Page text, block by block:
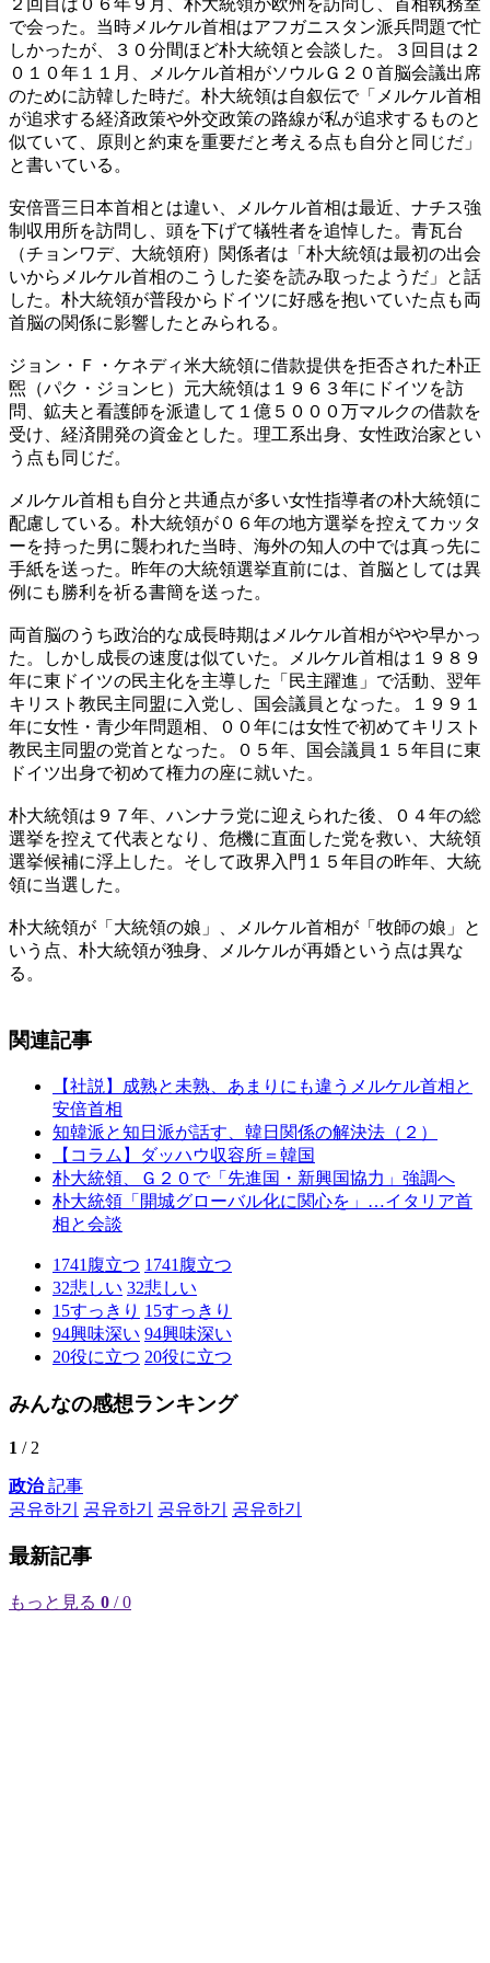
２回目は０６年９月、朴大統領が欧州を訪問し、首相執務室
で会った。当時メルケル首相はアフガニスタン派兵問題で忙
しかったが、３０分間ほど朴大統領と会談した。３回目は２
０１０年１１月、メルケル首相がソウルＧ２０首脳会議出席
のために訪韓した時だ。朴大統領は自叙伝で「メルケル首相
が追求する経済政策や外交政策の路線が私が追求するものと
似ていて、原則と約束を重要だと考える点も自分と同じだ」
と書いている。
安倍晋三日本首相とは違い、メルケル首相は最近、ナチス強
制収用所を訪問し、頭を下げて犠牲者を追悼した。青瓦台
（チョンワデ、大統領府）関係者は「朴大統領は最初の出会
いからメルケル首相のこうした姿を読み取ったようだ」と話
した。朴大統領が普段からドイツに好感を抱いていた点も両
首脳の関係に影響したとみられる。
ジョン・Ｆ・ケネディ米大統領に借款提供を拒否された朴正
煕（パク・ジョンヒ）元大統領は１９６３年にドイツを訪
問、鉱夫と看護師を派遣して１億５０００万マルクの借款を
受け、経済開発の資金とした。理工系出身、女性政治家とい
う点も同じだ。
メルケル首相も自分と共通点が多い女性指導者の朴大統領に
配慮している。朴大統領が０６年の地方選挙を控えてカッタ
ーを持った男に襲われた当時、海外の知人の中では真っ先に
手紙を送った。昨年の大統領選挙直前には、首脳としては異
例にも勝利を祈る書簡を送った。
両首脳のうち政治的な成長時期はメルケル首相がやや早かっ
た。しかし成長の速度は似ていた。メルケル首相は１９８９
年に東ドイツの民主化を主導した「民主躍進」で活動、翌年
キリスト教民主同盟に入党し、国会議員となった。１９９１
年に女性・青少年問題相、００年には女性で初めてキリスト
教民主同盟の党首となった。０５年、国会議員１５年目に東
ドイツ出身で初めて権力の座に就いた。
朴大統領は９７年、ハンナラ党に迎えられた後、０４年の総
選挙を控えて代表となり、危機に直面した党を救い、大統領
選挙候補に浮上した。そして政界入門１５年目の昨年、大統
領に当選した。
朴大統領が「大統領の娘」、メルケル首相が「牧師の娘」と
いう点、朴大統領が独身、メルケルが再婚という点は異な
る。
関連記事
【社説】成熟と未熟、あまりにも違うメルケル首相と
安倍首相
知韓派と知日派が話す、韓日関係の解決法（２）
【コラム】ダッハウ収容所＝韓国
朴大統領、Ｇ２０で「先進国・新興国協力」強調へ
朴大統領「開城グローバル化に関心を」…イタリア首
相と会談
1741 腹立つ 1741 腹立つ
32悲しい 32悲しい
15すっきり 15すっきり
94興味深い 94興味深い
20役に立つ 20役に立つ
みんなの感想ランキング
1 / 2
政治記事
공유하기
공유하기 공유하기 공유하기
最新記事
もっと見る 0 / 0